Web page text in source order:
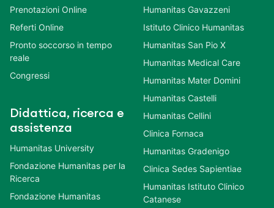
Prenotazioni Online
Referti Online
Pronto soccorso in tempo
reale
Congressi
Didattica, ricerca e
assistenza
Humanitas University
Fondazione Humanitas per la
Ricerca
Fondazione Humanitas
Humanitas Gavazzeni
Istituto Clinico Humanitas
Humanitas San Pio X
Humanitas Medical Care
Humanitas Mater Domini
Humanitas Castelli
Humanitas Cellini
Clinica Fornaca
Humanitas Gradenigo
Clinica Sedes Sapientiae
Humanitas Istituto Clinico
Catanese